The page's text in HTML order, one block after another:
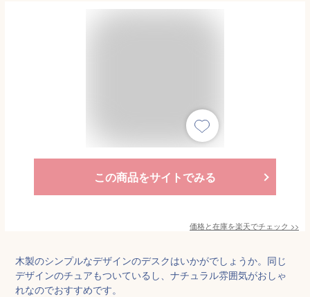
この商品をサイトでみる
価格と在庫を楽天でチェック >>
木製のシンプルなデザインのデスクはいかがでしょうか。同じ
デザインのチュアもついているし、ナチュラル雰囲気がおしゃ
れなのでおすすめです。